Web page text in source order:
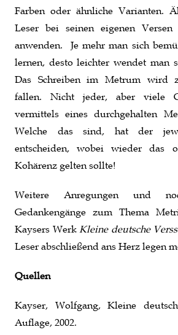
Farben oder ähnliche Varianten.
Leser bei seinen eigenen Versen
anwenden. Je mehr man sich
lernen, desto leichter wendet man
Das Schreiben im Metrum wird
fallen. Nicht jeder, aber viele
vermittels eines durchgehalten
Welche das sind, hat der
entscheiden, wobei wieder das
Kohärenz gelten sollte!
Weitere Anregungen und
Gedankengänge zum Thema
Kaysers Werk Kleine deutsche
Leser abschließend ans Herz legen
Quellen
Kayser, Wolfgang, Kleine
Auflage, 2002.